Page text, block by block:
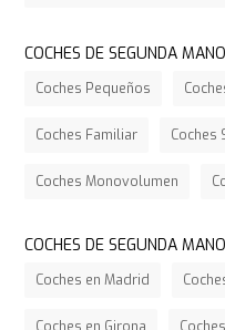
COCHES DE SEGUNDA
Coches Pequeños
Coches Familiar Coches
Coches Monovolumen
COCHES DE SEGUNDA
Coches en Madrid